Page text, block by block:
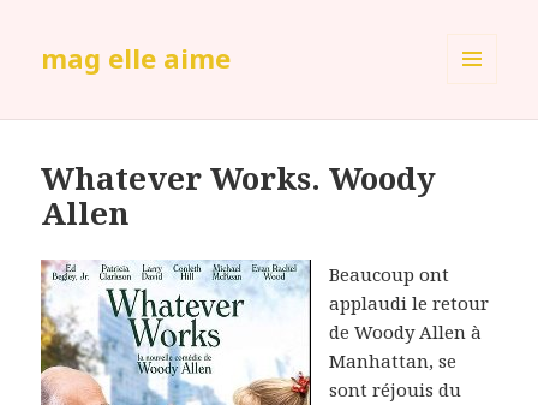
mag elle aime
Whatever Works. Woody
Allen
Beaucoup ont
applaudi le retour
de Woody Allen à
Manhattan, se
sont réjouis du